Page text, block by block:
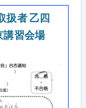
扱者 乙四
習会場